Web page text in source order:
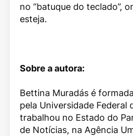
no “batuque do teclado”,
esteja.
Sobre a autora:
Bettina Muradás é
pela Universidade Federal
trabalhou no Estado do
de Notícias, na Agência